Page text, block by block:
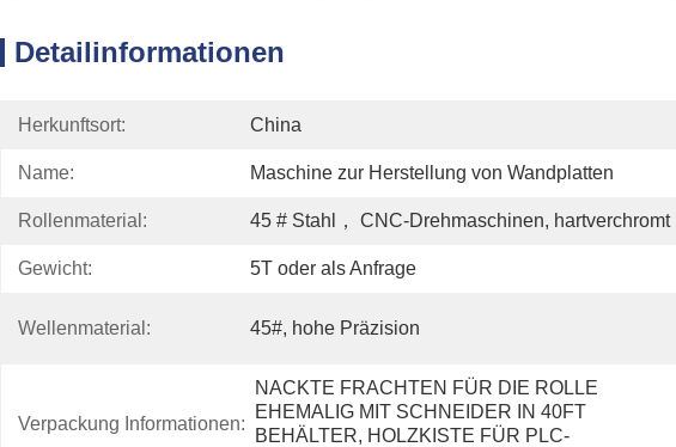
Detailinformationen
Herkunftsort: China
Name: Maschine zur Herstellung von Wandplatten
Rollenmaterial: 45 # Stahl， CNC-Drehmaschinen, hartverchromt
Gewicht: 5T oder als Anfrage
Wellenmaterial: 45#, hohe Präzision
Verpackung Informationen:
NACKTE FRACHTEN FÜR DIE ROLLE
EHEMALIG MIT SCHNEIDER IN 40FT
BEHÄLTER, HOLZKISTE FÜR PLC-